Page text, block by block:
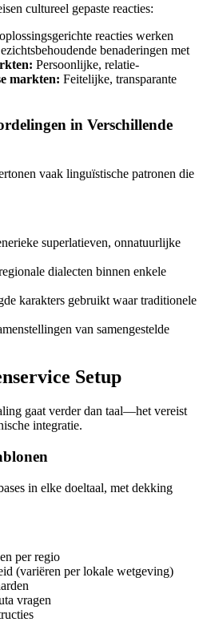
cultureel gepaste reacties:
reacties werken
benaderingen met
Persoonlijke, relatie-
markten: Feitelijke, transparante
in Verschillende
vaak linguïstische patronen die
superlatieven, onnatuurlijke
dialecten binnen enkele
karakters gebruikt waar traditionele
van samengestelde
Setup
gaat verder dan taal—het vereist
integratie.
in elke doeltaal, met dekking
per regio
(variëren per lokale wetgeving)
vragen